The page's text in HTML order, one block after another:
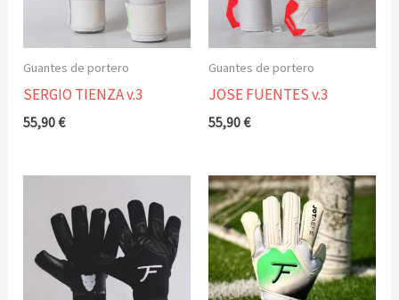
Guantes de portero
SERGIO TIENZA v.3
55,90€
Guantes de portero
JOSE FUENTES v.3
55,90€